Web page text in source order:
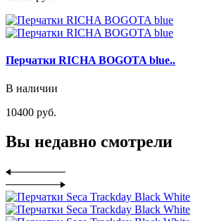
Перчатки RICHA BOGOTA blue..
В наличии
10400 руб.
Вы недавно смотрели